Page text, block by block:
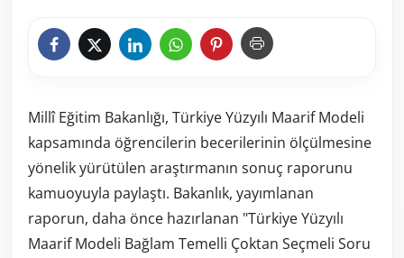
Millî Eğitim Bakanlığı, Türkiye Yüzyılı Maarif Modeli
kapsamında öğrencilerin becerilerinin ölçülmesine
yönelik yürütülen araştırmanın sonuç raporunu
kamuoyuyla paylaştı. Bakanlık, yayımlanan
raporun, daha önce hazırlanan "Türkiye Yüzyılı
Maarif Modeli Bağlam Temelli Çoktan Seçmeli Soru